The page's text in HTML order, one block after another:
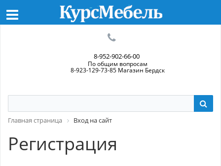
8-952-902-66-00
По общим вопросам
8-923-129-73-85 Магазин Бердск
Главная страница Вход на сайт
Регистрация